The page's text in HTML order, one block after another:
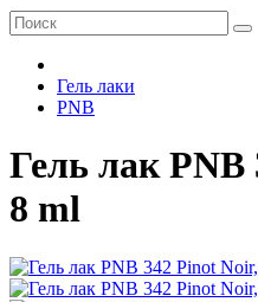
Гель лаки
PNB
Гель лак
8 ml